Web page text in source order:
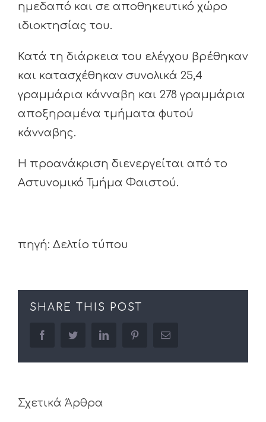
ημεδαπό και σε αποθηκευτικό χώρο
ιδιοκτησίας του.
Κατά τη διάρκεια του ελέγχου βρέθηκαν
και κατασχέθηκαν συνολικά 25,4
γραμμάρια κάνναβη και 278 γραμμάρια
αποξηραμένα τμήματα φυτού
κάνναβης.
Η προανάκριση διενεργείται από το
Αστυνομικό Τμήμα Φαιστού.
πηγή: Δελτίο τύπου
SHARE THIS POST
facebooktwitter linkedin pinterestEmail
Σχετικά Άρθρα